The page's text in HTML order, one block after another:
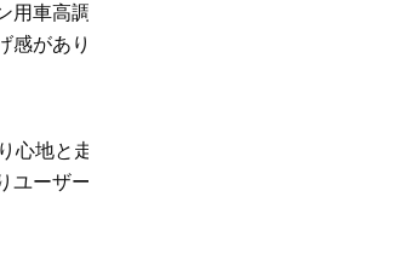
車高調やノー
がありませ
心地と走行安定
ーザーのニー